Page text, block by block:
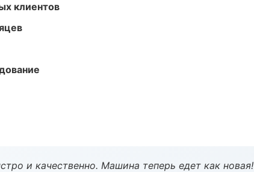
клиентов
и качественно. Машина теперь едет как новая!